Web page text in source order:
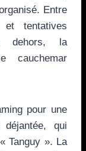
Entre
et tentatives
dehors, la
cauchemar
pour une
déjantée, qui
Tanguy ». La